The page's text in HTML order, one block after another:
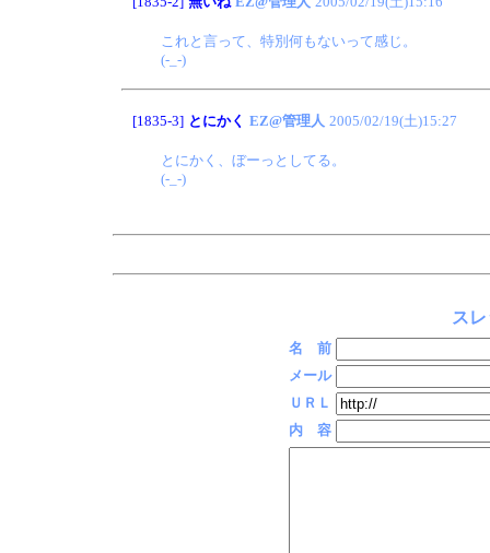
これと言って、特別何もないって感じ。
(-_-)
[1835-3] とにかく EZ@管理人 2005/02/19(土)15:27
とにかく、ぼーっとしてる。
(-_-)
ス
名 前
メール
ＵＲＬ
内 容